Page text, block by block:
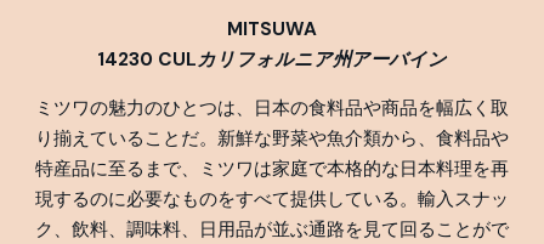
MITSUWA
14230 CULカリフォルニア州アーバイン
ミツワの魅力のひとつは、日本の食料品や商品を幅広く取
り揃えていることだ。新鮮な野菜や魚介類から、食料品や
特産品に至るまで、ミツワは家庭で本格的な日本料理を再
現するのに必要なものをすべて提供している。輸入スナッ
ク、飲料、調味料、日用品が並ぶ通路を見て回ることがで